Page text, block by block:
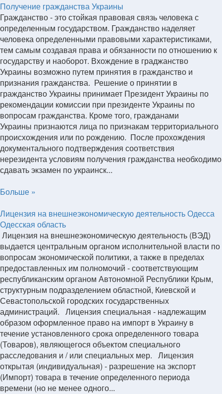
Получение гражданства Украины
Гражданство - это стойкая правовая связь человека с
определенным государством. Гражданство наделяет
человека определенными правовыми характеристиками,
тем самым создавая права и обязанности по отношению к
государству и наоборот. Вхождение в граджанство
Украины возможно путем принятия в гражданство и
признания гражданства. Решение о принятии в
гражданство Украины принимает Президент Украины по
рекомендации комиссии при президенте Украины по
вопросам гражданства. Кроме того, гражданами
Украины признаются лица по признакам территориального
происхождения или по рождению. После прохождения
документального подтверждения соответствия
нерезидента условиям получения гражданства необходимо
сдавать экзамен по украинск...
Больше »
Лицензия на внешнеэкономическую деятельность Одесса
Одесская область
Лицензия на внешнеэкономическую деятельность (ВЭД)
выдается центральным органом исполнительной власти по
вопросам экономической политики, а также в пределах
предоставленных им полномочий - соответствующим
республиканским органом Автономной Республики Крым,
структурным подразделением областной, Киевской и
Севастопольской городских государственных
администраций. Лицензия специальная - надлежащим
образом оформленное право на импорт в Украину в
течение установленного срока определенного товара
(Товаров), являющегося объектом специального
расследования и / или специальных мер. Лицензия
открытая (индивидуальная) - разрешение на экспорт
(Импорт) товара в течение определенного периода
времени (но не менее одного...